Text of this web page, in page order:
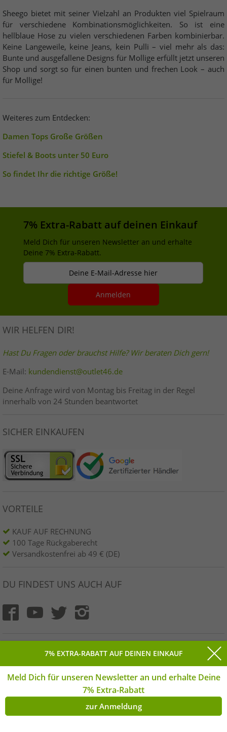
Sheego bietet mit seiner Vielzahl an Produkten viel Spielraum
für verschiedene Kombinationsmöglichkeiten. So ist eine
hellblaue Hose zu vielen verschiedenen Farben kombinierbar.
Keine Langeweile, keine Jeans, kein Pulli – viel mehr als das:
Bunte und ausgefallene Designs für Mollige erfüllt jetzt unseren
Shop und sorgt so für einen bunten und frechen Look – auch
für Mollige!
Weiteres zum Entdecken:
Damen Tops Große Größen
Stiefel & Boots unter 50 Euro
So findet Ihr die richtige Größe!
7% Extra-Rabatt auf deinen Einkauf
Meld Dich für unseren Newsletter an und erhalte
Deine 7% Extra-Rabatt.
Deine E-Mail-Adresse hier
Anmelden
WIR HELFEN DIR!
Hast Du Fragen oder brauchst Hilfe? Wir beraten Dich gern!
E-Mail: kundendienst@outlet46.de
Deine Anfrage wird von Montag bis Freitag in der Regel
innerhalb von 24 Stunden beantwortet
SICHER EINKAUFEN
VORTEILE
KAUF AUF RECHNUNG
100 Tage Rückgaberecht
Versandkostenfrei ab 49 € (DE)
DU FINDEST UNS AUCH AUF
INFORMATIONEN
» Unternehmen
» Originalware und Auszeichnungen Outlet46
» Presse
7% EXTRA-RABATT AUF DEINEN EINKAUF
Meld Dich für unseren Newsletter an und erhalte Deine
7% Extra-Rabatt
zur Anmeldung